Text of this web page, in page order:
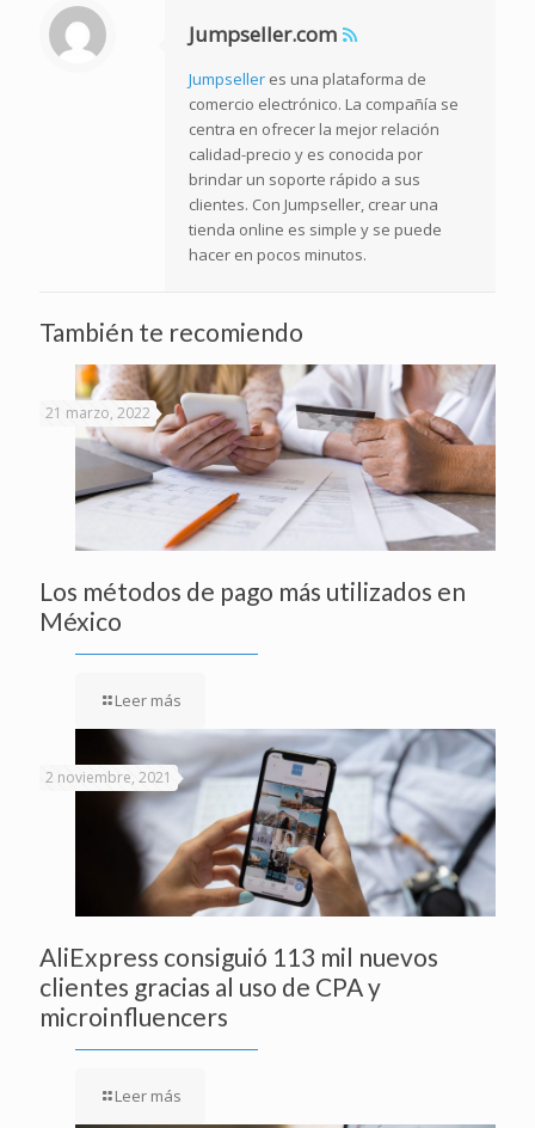
Jumpseller.com
Jumpseller es una plataforma de
comercio electrónico. La compañía se
centra en ofrecer la mejor relación
calidad-precio y es conocida por
brindar un soporte rápido a sus
clientes. Con Jumpseller, crear una
tienda online es simple y se puede
hacer en pocos minutos.
También te recomiendo
21 marzo, 2022
Los métodos de pago más utilizados en
México
Leer más
2 noviembre, 2021
AliExpress consiguió 113 mil nuevos
clientes gracias al uso de CPA y
microinfluencers
Leer más